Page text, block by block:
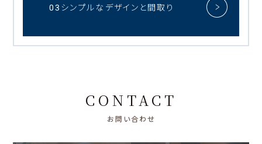
03シンプルなデザインと間取り
CONTACT
お問い合わせ